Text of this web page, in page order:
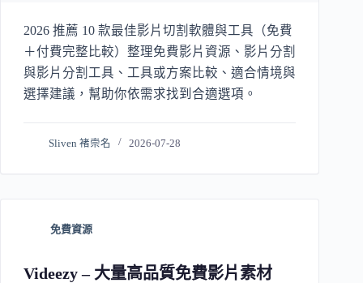
2026 推薦 10 款最佳影片切割軟體與工具（免費
＋付費完整比較）整理免費影片資源、影片分割
與影片分割工具、工具或方案比較、適合情境與
選擇建議，幫助你依需求找到合適選項。
Sliven 褚崇名 2026-07-28
免費資源
Videezy – 大量高品質免費影片素材